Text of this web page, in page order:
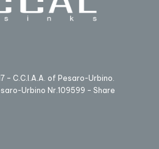
– C.C.I.A.A. of Pesaro-Urbino.
Urbino Nr.109599 – Share